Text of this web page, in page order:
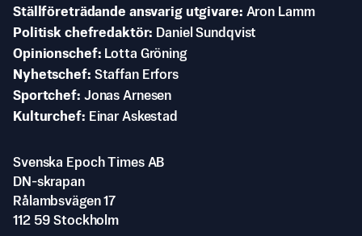
Ställföreträdande ansvarig utgivare Aron Lamm
Politisk chefredaktör
Daniel Sundqvist
Opinionschef
Lotta Gröning
Nyhetschef Staffan Erfors
Sportchef Jonas Arnesen
Kulturchef
Einar Askestad
Svenska Epoch Times AB
DN-skrapan
Rålambsvägen 17
112 59 Stockholm